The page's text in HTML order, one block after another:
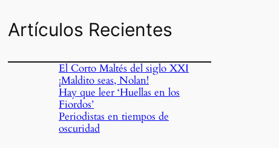
Artículos Recientes
El Corto Maltés del siglo XXI
¡Maldito seas, Nolan!
Hay que leer ‘Huellas en los
Fiordos’
Periodistas en tiempos de
oscuridad